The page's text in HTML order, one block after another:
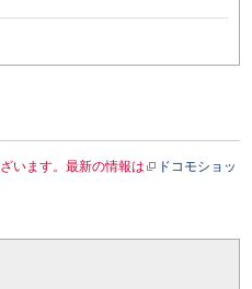
います。最新の情報は
ドコモショッ